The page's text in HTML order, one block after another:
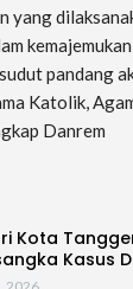
yang
pandang
Katolik,
Danrem
Kota
Kasus